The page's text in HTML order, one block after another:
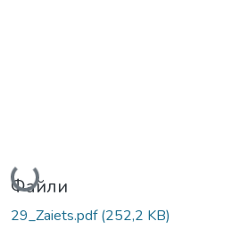
Вантажиться...
Файли
29_Zaiets.pdf(252,2 KB)